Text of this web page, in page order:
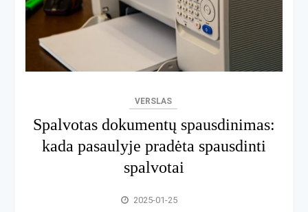
VERSLAS
Spalvotas dokumentų spausdinimas:
kada pasaulyje pradėta spausdinti
spalvotai
2025-01-25